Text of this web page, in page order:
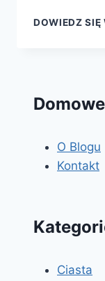
DOWIEDZ SIĘ
O Blogu
Kontakt
Ciasta